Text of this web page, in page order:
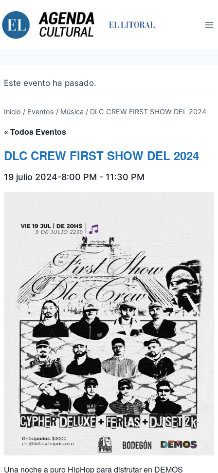
al
contenido
Este evento ha pasado.
Inicio / Eventos / Música / DLC CREW FIRST SHOW DEL 2024
« Todos Eventos
DLC CREW FIRST SHOW DEL 2024
19 julio 2024-8:00 PM - 11:30 PM
Una noche a puro HipHop para disfrutar en DEMOS